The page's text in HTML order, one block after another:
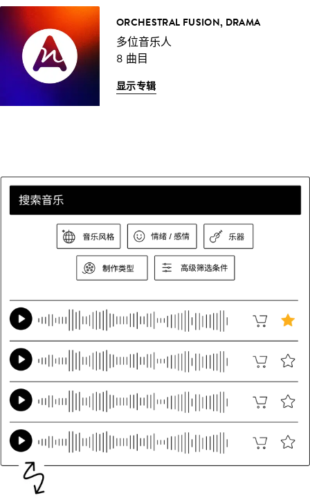
ORCHESTRAL FUSION, DRAMA
多位音乐人
8 曲目
显示专辑